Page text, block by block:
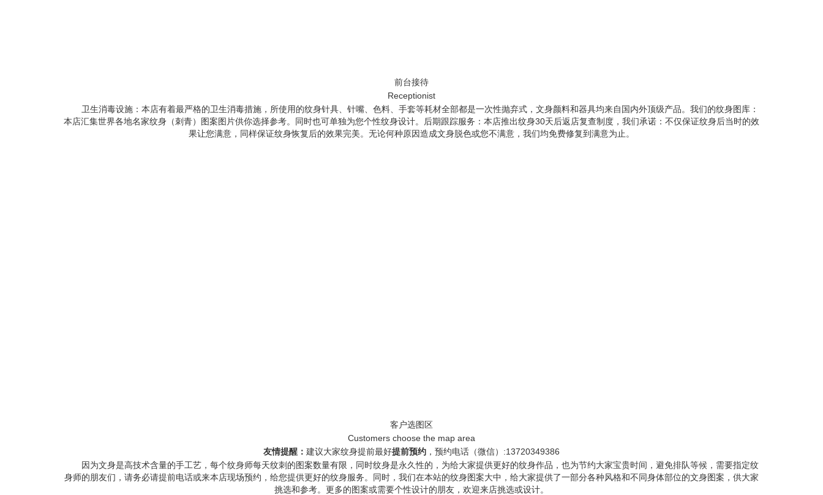
前台接待
Receptionist
卫生消毒设施：本店有着最严格的卫生消毒措施，所使用的纹身针具、针嘴、色料、手套等耗材全部都是一次性抛弃式，文身颜料和器具均来自国内外顶级产品。我们的纹身图库：
本店汇集世界各地名家纹身（刺青）图案图片供你选择参考。同时也可单独为您个性纹身设计。后期跟踪服务：本店推出纹身30天后返店复查制度，我们承诺：不仅保证纹身后当时的效
果让您满意，同样保证纹身恢复后的效果完美。无论何种原因造成文身脱色或您不满意，我们均免费修复到满意为止。
客户选图区
Customers choose the map area
友情提醒： 建议大家纹身提前最好提前预约 ，预约电话（微信）:13720349386
因为文身是高技术含量的手工艺，每个纹身师每天纹刺的图案数量有限，同时纹身是永久性的，为给大家提供更好的纹身作品，也为节约大家宝贵时间，避免排队等候，需要指定纹
身师的朋友们，请务必请提前电话或来本店现场预约，给您提供更好的纹身服务。同时，我们在本站的纹身图案大中，给大家提供了一部分各种风格和不同身体部位的文身图案，供大家
挑选和参考。更多的图案或需要个性设计的朋友，欢迎来店挑选或设计。